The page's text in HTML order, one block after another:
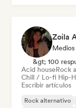
Zoila
&gt; 100
Acid houseRock
Chill / Lo-fi Hip-
Escribir artículos
Rock alternativo